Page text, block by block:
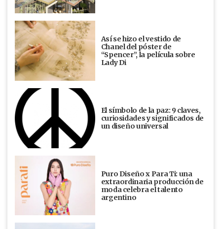
Así se hizo el vestido de
Chanel del póster de
“Spencer”, la película sobre
Lady Di
El símbolo de la paz: 9 claves,
curiosidades y significados de
un diseño universal
Puro Diseño x Para Ti: una
extraordinaria producción de
moda celebra el talento
argentino